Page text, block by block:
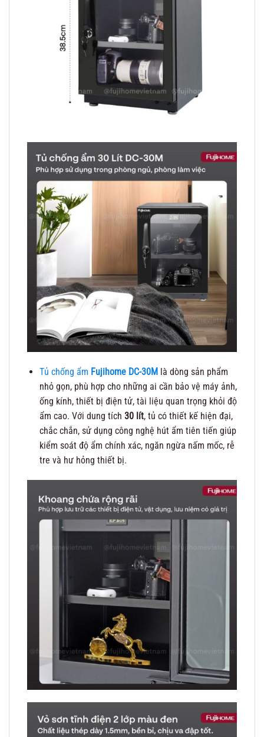
Tủ chống ẩm Fujihome DC-30Mlà dòng sản phẩm
nhỏ gọn, phù hợp cho những ai cần bảo vệ máy ảnh,
ống kính, thiết bị điện tử, tài liệu quan trọng khỏi độ
ẩm cao. Với dung tích 30 lít, tủ có thiết kế hiện đại,
chắc chắn, sử dụng công nghệ hút ẩm tiên tiến giúp
kiểm soát độ ẩm chính xác, ngăn ngừa nấm mốc, rễ
tre và hư hỏng thiết bị.